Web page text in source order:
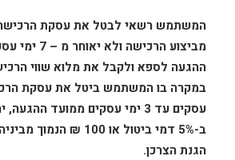
מביצוע הרכישה
ההגעה לספא ולקבל את מלוא שווי
עסקים עד 3 ימי עסקים ממועד
ב-5% דמי ביטול או 100 ₪
הגנת הצרכן.